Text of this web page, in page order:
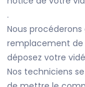
.
Nous
remplacement de
déposez votre
Nos techniciens